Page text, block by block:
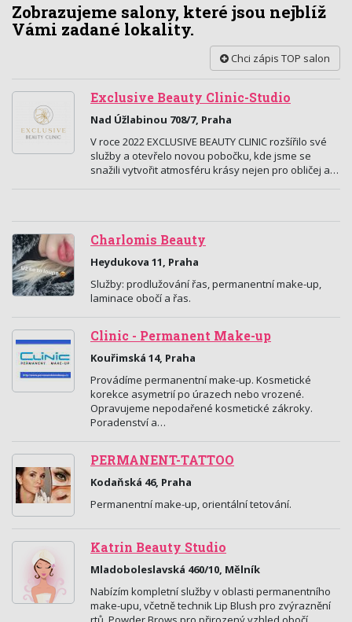
Zobrazujeme salony, které jsou nejblíž
Vámi zadané lokality.
Chci zápis TOP salon
Exclusive Beauty Clinic-Studio
Nad Úžlabinou 708/7, Praha
V roce 2022 EXCLUSIVE BEAUTY CLINIC rozšířilo své
služby a otevřelo novou pobočku, kde jsme se
snažili vytvořit atmosféru krásy nejen pro obličej a…
Charlomis Beauty
Heydukova 11, Praha
Služby: prodlužování řas, permanentní make-up,
laminace obočí a řas.
Clinic - Permanent Make-up
Kouřimská 14, Praha
Provádíme permanentní make-up. Kosmetické
korekce asymetrií po úrazech nebo vrozené.
Opravujeme nepodařené kosmetické zákroky.
Poradenství a…
PERMANENT-TATTOO
Kodaňská 46, Praha
Permanentní make-up, orientální tetování.
Katrin Beauty Studio
Mladoboleslavská 460/10, Mělník
Nabízím kompletní služby v oblasti permanentního
make-upu, včetně technik Lip Blush pro zvýraznění